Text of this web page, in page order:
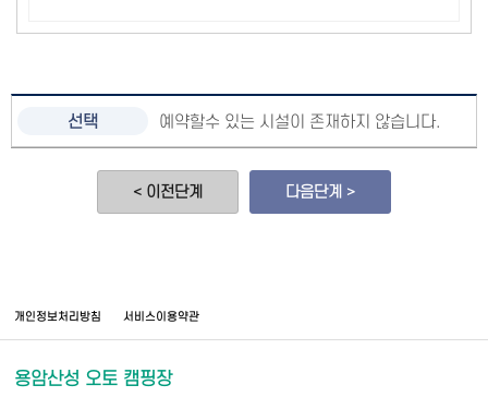
예약할수 있는 시설이 존재하지 않습니다.
< 이전단계 다음단계 >
개인정보처리방침 서비스이용약관
용암산성 오토 캠핑장